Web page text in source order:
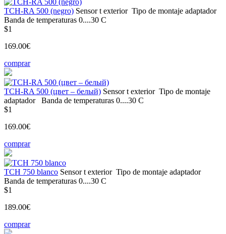
TCH-RA 500 (negro) Sensor t exterior Tipo de montaje adaptador
Banda de temperaturas 0....30 С
$1
169.00€
comprar
TCH-RA 500 (цвет – белый) Sensor t exterior Tipo de montaje
adaptador
Banda de temperaturas 0....30 С
$1
169.00€
comprar
TCH 750 blanco Sensor t exterior Tipo de montaje adaptador
Banda de temperaturas 0....30 С
$1
189.00€
comprar